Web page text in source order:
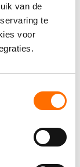
van de
te
voor